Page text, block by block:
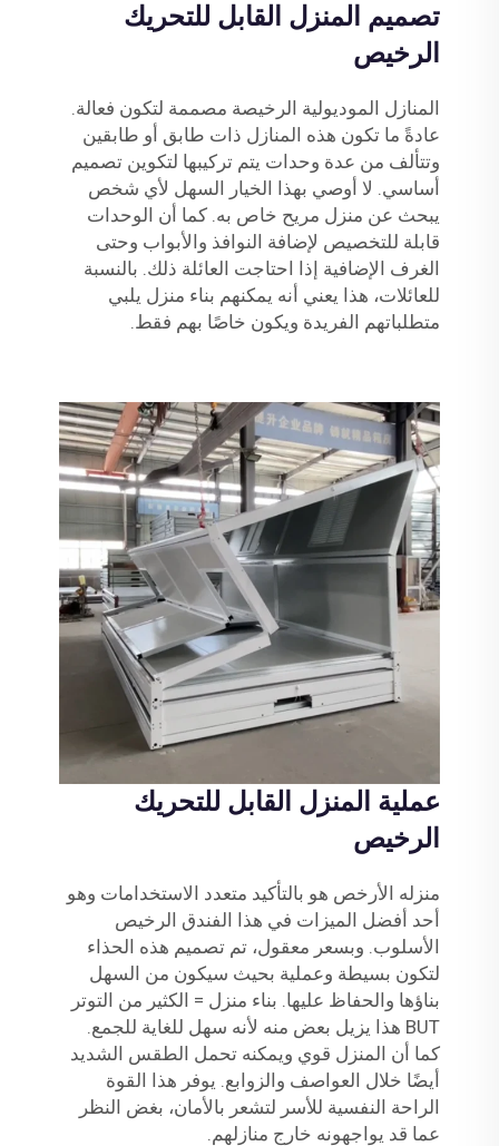
تصميم المنزل القابل للتحريك
الرخيص
المنازل الموديولية الرخيصة مصممة لتكون فعالة.
عادةً ما تكون هذه المنازل ذات طابق أو طابقين
وتتألف من عدة وحدات يتم تركيبها لتكوين تصميم
أساسي. لا أوصي بهذا الخيار السهل لأي شخص
يبحث عن منزل مريح خاص به. كما أن الوحدات
قابلة للتخصيص لإضافة النوافذ والأبواب وحتى
الغرف الإضافية إذا احتاجت العائلة ذلك. بالنسبة
للعائلات، هذا يعني أنه يمكنهم بناء منزل يلبي
متطلباتهم الفريدة ويكون خاصًا بهم فقط.
عملية المنزل القابل للتحريك
الرخيص
منزله الأرخص هو بالتأكيد متعدد الاستخدامات وهو
أحد أفضل الميزات في هذا الفندق الرخيص
الأسلوب. وبسعر معقول، تم تصميم هذه الحذاء
لتكون بسيطة وعملية بحيث سيكون من السهل
بناؤها والحفاظ عليها. بناء منزل = الكثير من التوتر
BUT هذا يزيل بعض منه لأنه سهل للغاية للجمع.
كما أن المنزل قوي ويمكنه تحمل الطقس الشديد
أيضًا خلال العواصف والزوابع. يوفر هذا القوة
الراحة النفسية للأسر لتشعر بالأمان، بغض النظر
عما قد يواجهونه خارج منازلهم.